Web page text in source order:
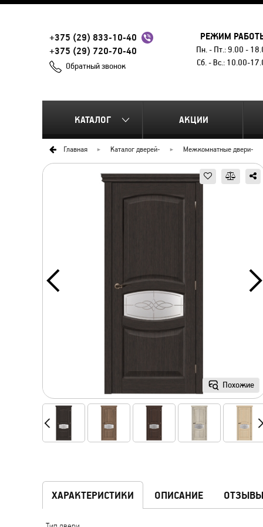
+375 (29) 833-10-40
+375 (29) 720-70-40
Обратный звонок
РЕЖИМ
Пн. - Пт.: 9.00 -
Сб. - Вс.: 10.00-
КАТАЛОГ АКЦИИ
Главная Каталог дверей- Межкомнатные двери-
Похожие
ХАРАКТЕРИСТИКИ ОПИСАНИЕ